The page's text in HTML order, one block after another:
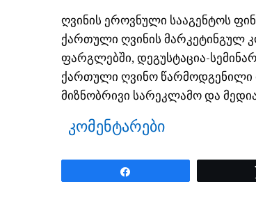
ღვინის ეროვნული სააგენტოს
ქართული ღვინის მარკეტინგულ
ფარგლებში, დეგუსტაცია-
ქართული ღვინო წარმოდგენილი
მიზნობრივი სარეკლამო და მედია
კომენტარები